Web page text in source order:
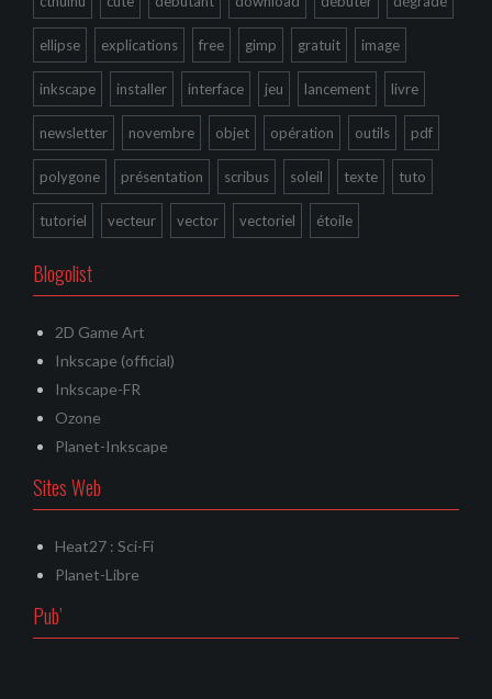
ellipse explications free gimp gratuit image
inkscape installer interface jeu lancement livre
newsletter novembre objet opération outils pdf
polygone présentation scribus soleil texte tuto
tutoriel vecteur vector vectoriel étoile
Blogolist
2D Game Art
Inkscape (official)
Inkscape-FR
Ozone
Planet-Inkscape
Sites Web
Heat27 : Sci-Fi
Planet-Libre
Pub’